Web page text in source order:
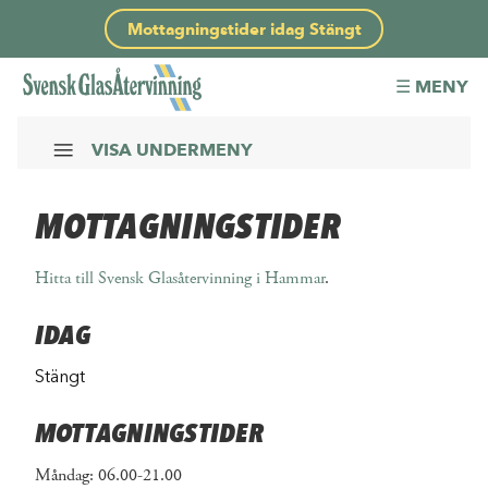
Mottagningstider idag Stängt
☰ MENY
VISA UNDERMENY
Mottagningstider
Hushållsinsamling
Verksamhetsinsamling
MOTTAGNINGSTIDER
Hitta till Svensk Glasåtervinning i Hammar.
IDAG
Stängt
MOTTAGNINGSTIDER
Måndag: 06.00-21.00